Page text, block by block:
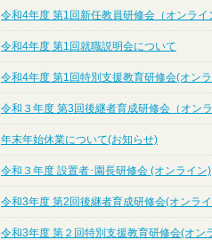
令和4年度 第1回新任教員研修会（オンライ
令和4年度 第1回就職説明会について
令和4年度 第1回特別支援教育研修会(オン
令和３年度 第3回後継者育成研修会（オン
年末年始休業について(お知らせ)
令和３年度 設置者･園長研修会 (オンライン)
令和3年度 第2回後継者育成研修会(オンラ
令和3年度 第２回特別支援教育研修会(オン